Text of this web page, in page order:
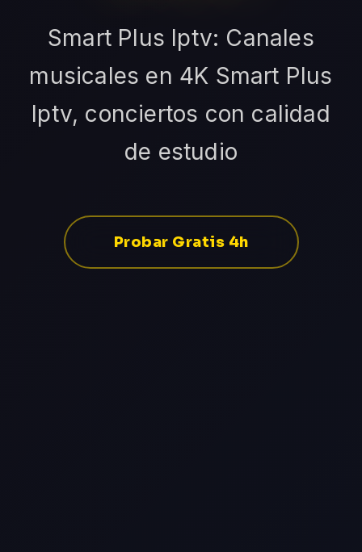
Smart Plus Iptv: Canales
musicales en 4K Smart Plus
Iptv, conciertos con calidad
de estudio
Probar Gratis 4h